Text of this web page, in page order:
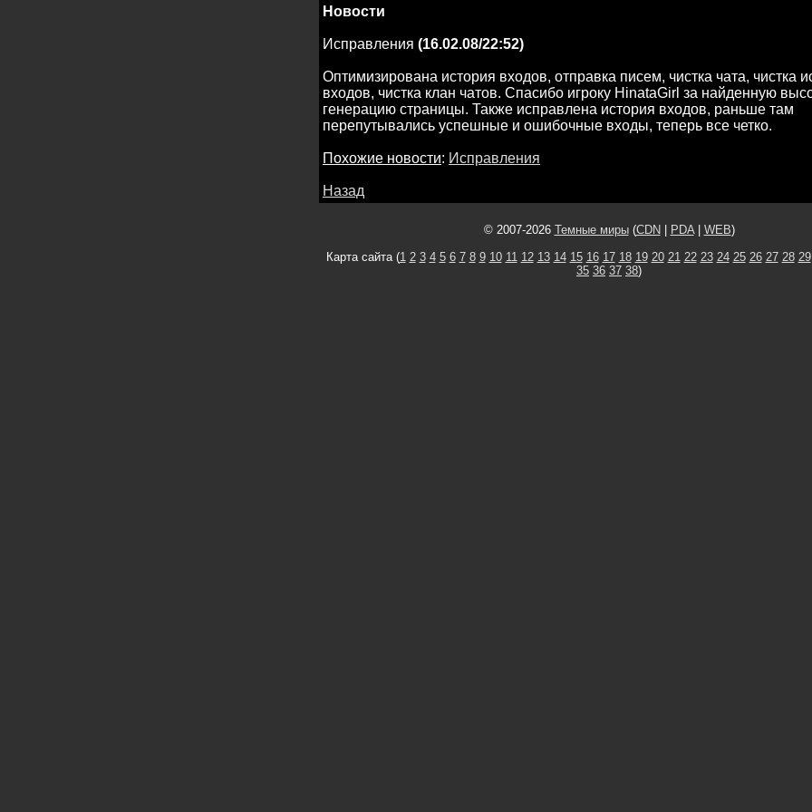
Новости
Исправления (16.02.08/22:52)
Оптимизирована история входов, отправка писем, чистка чата, чистка
входов, чистка клан чатов. Спасибо игроку HinataGirl за найденную
генерацию страницы. Также исправлена история входов, раньше там
перепутывались успешные и ошибочные входы, теперь все четко.
Похожие новости: Исправления
Назад
© 2007-2026 Темные миры(CDN PDA| WEB)
Карта сайта (1 2 3 4 5 6 7 8 9 10 11 12 13 14 15 16 17 18 19 20 21 22 23 24 25 26 27 28 29
35 36 37 38)